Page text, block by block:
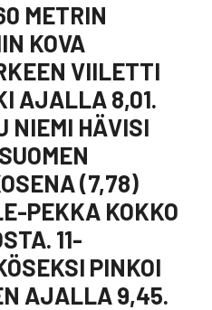
METRIN
KOVA
VIILETTI
AJALLA 8,01.
NIEMI HÄVISI
(7,78)
PEKKA KOKKO
11-
PINKOI
AJALLA 9,45.